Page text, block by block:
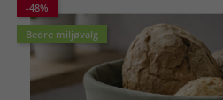
-48%
Bedre miljøvalg